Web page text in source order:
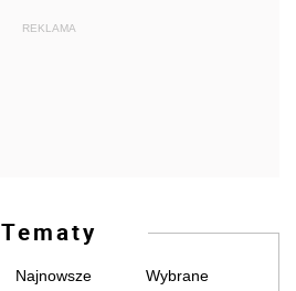
REKLAMA
Tematy
Najnowsze Wybrane